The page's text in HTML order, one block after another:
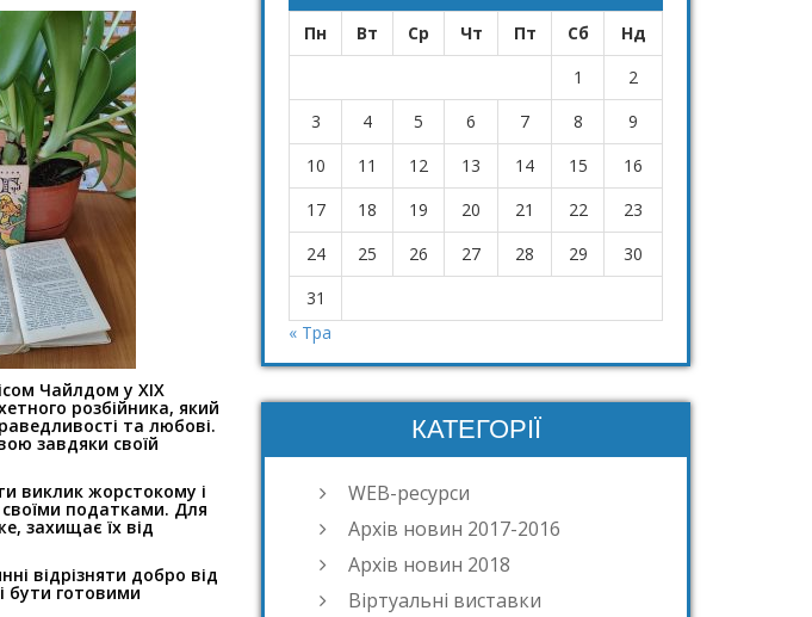
Чайлдом у XIX
розбійника, який
та любові.
завдяки своїй
виклик жорстокому і
своїми податками. Для
захищає їх від
відрізняти добро від
бути готовими
Пн Вт Ср Чт Пт Сб
Нд
1
2
3
4 5 6 7 8
9
10
11 12 13 14 15
16
17
18 19 20 21 22
23
24
25 26 27 28 29
30
31
« Тра
КАТЕГОРІЇ
WEB-ресурси
Архів новин 2017-2016
Архів новин 2018
Віртуальні виставки